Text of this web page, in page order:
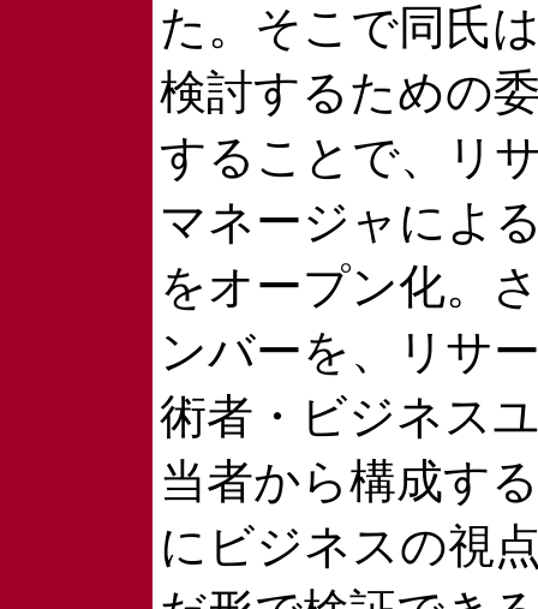
た。そこで同氏
検討するための
することで、リ
マネージャによ
をオープン化。
ンバーを、リサ
術者・ビジネス
当者から構成す
にビジネスの視